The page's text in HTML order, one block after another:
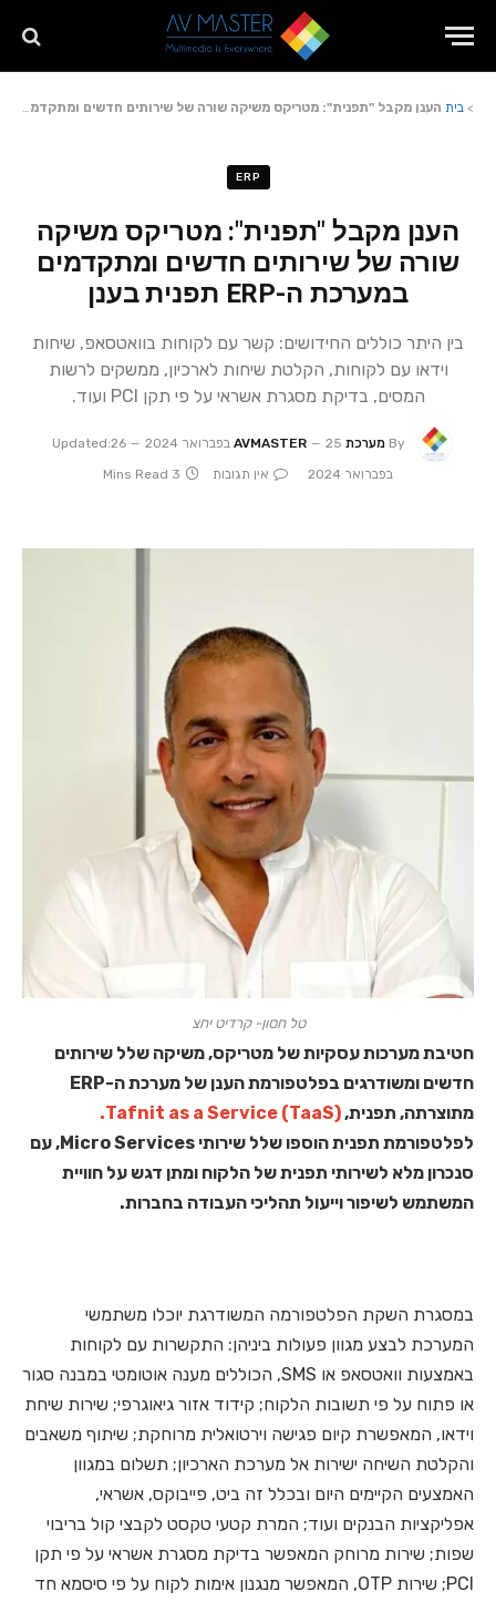
> בית הענן מקבל "תפנית": מטריקס משיקה שורה של שירותים חדשים ומתקדמים במערכת ה-ERP תפנית בענן
ERP
הענן מקבל "תפנית": מטריקס משיקה
שורה של שירותים חדשים ומתקדמים
במערכת ה-ERP תפנית בענן
בין היתר כוללים החידושים: קשר עם לקוחות בוואטסאפ, שיחות
וידאו עם לקוחות, הקלטת שיחות לארכיון, ממשקים לרשות
המסים, בדיקת מסגרת אשראי על פי תקן PCI ועוד.
By מערכת AVMASTER 25 בפברואר 2024 Updated:26
בפברואר 2024
אין תגובות 3 Mins Read
טל חסון- קרדיט יחצ
חטיבת מערכות עסקיות של מטריקס, משיקה שלל שירותים
חדשים ומשודרגים בפלטפורמת הענן של מערכת ה-ERP
מתוצרתה, תפנית,Tafnit as a Service (TaaS).
לפלטפורמת תפנית הוספו שלל שירותי Micro Services, עם
סנכרון מלא לשירותי תפנית של הלקוח ומתן דגש על חוויית
המשתמש לשיפור וייעול תהליכי העבודה בחברות.
במסגרת השקת הפלטפורמה המשודרגת יוכלו משתמשי
המערכת לבצע מגוון פעולות ביניהן: התקשרות עם לקוחות
באמצעות וואטסאפ או SMS, הכוללים מענה אוטומטי במבנה סגור
או פתוח על פי תשובות הלקוח; קידוד אזור גיאוגרפי; שירות שיחת
וידאו, המאפשרת קיום פגישה וירטואלית מרוחקת; שיתוף משאבים
והקלטת השיחה ישירות אל מערכת הארכיון; תשלום במגוון
האמצעים הקיימים היום ובכלל זה ביט, פייבוקס, אשראי,
אפליקציות הבנקים ועוד; המרת קטעי טקסט לקבצי קול בריבוי
שפות; שירות מרוחק המאפשר בדיקת מסגרת אשראי על פי תקן
PCI; שירות OTP, המאפשר מנגנון אימות לקוח על פי סיסמא חד